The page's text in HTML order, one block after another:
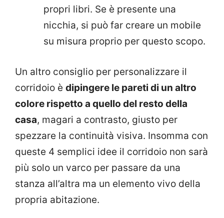
propri libri. Se è presente una
nicchia, si può far creare un mobile
su misura proprio per questo scopo.
Un altro consiglio per personalizzare il
corridoio è dipingere le pareti di un altro
colore rispetto a quello del resto della
casa, magari a contrasto, giusto per
spezzare la continuità visiva. Insomma con
queste 4 semplici idee il corridoio non sarà
più solo un varco per passare da una
stanza all’altra ma un elemento vivo della
propria abitazione.